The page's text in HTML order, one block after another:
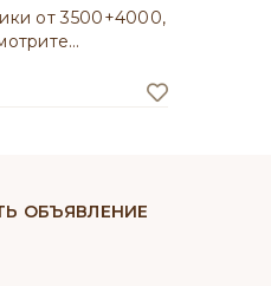
от 3500+4000,
ОБЪЯВЛЕНИЕ